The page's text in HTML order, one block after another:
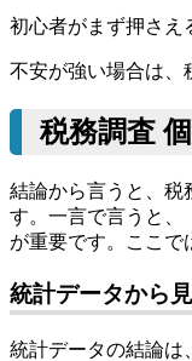
初心者がまず押さえ
不安が強い場合は、
税務調査
結論から言うと、税
す。一言で言うと、
が重要です。ここで
統計データから
統計データの結論は